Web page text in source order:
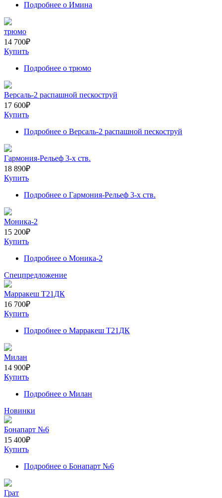
Подробнее о Имина
трюмо
14 700₽
Купить
Подробнее о трюмо
Версаль-2 распашной пескоструй
17 600₽
Купить
Подробнее о Версаль-2 распашной пескоструй
Гармония-Рельеф 3-х ств.
18 890₽
Купить
Подробнее о Гармония-Рельеф 3-х ств.
Моника-2
15 200₽
Купить
Подробнее о Моника-2
Спецпредложение
Марракеш Т21ДК
16 700₽
Купить
Подробнее о Марракеш Т21ДК
Милан
14 900₽
Купить
Подробнее о Милан
Новинки
Бонапарт №6
15 400₽
Купить
Подробнее о Бонапарт №6
Грат